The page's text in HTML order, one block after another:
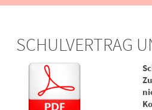
SCHULVERTRAG